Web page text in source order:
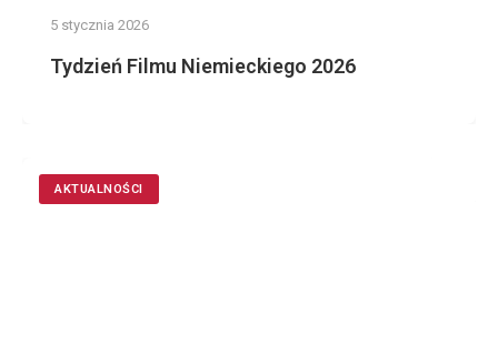
5 stycznia 2026
Tydzień Filmu Niemieckiego 2026
AKTUALNOŚCI